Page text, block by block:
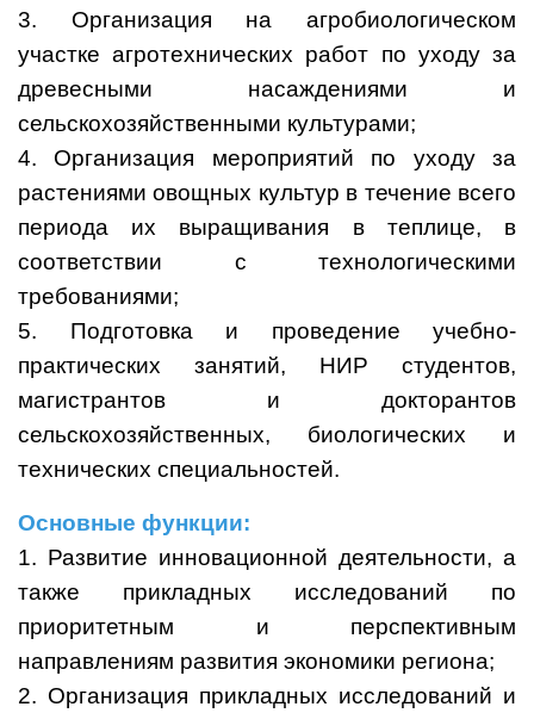
3. Организация на агробиологическом
участке агротехнических работ по уходу за
древесными насаждениями и
сельскохозяйственными культурами;
4. Организация мероприятий по уходу за
растениями овощных культур в течение всего
периода их выращивания в теплице, в
соответствии с технологическими
требованиями;
5. Подготовка и проведение учебно-
практических занятий, НИР студентов,
магистрантов и докторантов
сельскохозяйственных, биологических и
технических специальностей.
Основные функции:
1. Развитие инновационной деятельности, а
также прикладных исследований по
приоритетным и перспективным
направлениям развития экономики региона;
2. Организация прикладных исследований и